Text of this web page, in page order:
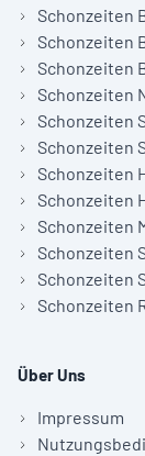
Schonzeiten
Schonzeiten
Schonzeiten
Schonzeiten
Schonzeiten
Schonzeiten
Schonzeiten
Schonzeiten
Schonzeiten
Schonzeiten
Schonzeiten
Schonzeiten
Über Uns
Impressum